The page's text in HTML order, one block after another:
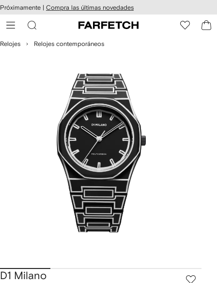
al
Próximamente | Compra las últimas novedades
Relojes Relojes contemporáneos
D1 Milano